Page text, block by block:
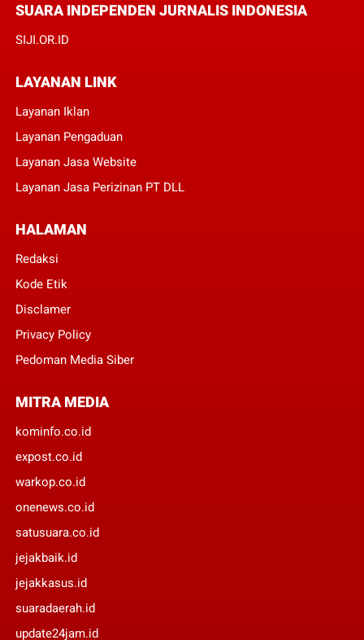
SUARA INDEPENDEN JURNALIS INDONESIA
SIJI.OR.ID
LAYANAN LINK
Layanan Iklan
Layanan Pengaduan
Layanan Jasa Website
Layanan Jasa Perizinan PT DLL
HALAMAN
Redaksi
Kode Etik
Disclamer
Privacy Policy
Pedoman Media Siber
MITRA MEDIA
kominfo.co.id
expost.co.id
warkop.co.id
onenews.co.id
satusuara.co.id
jejakbaik.id
jejakkasus.id
suaradaerah.id
update24jam.id